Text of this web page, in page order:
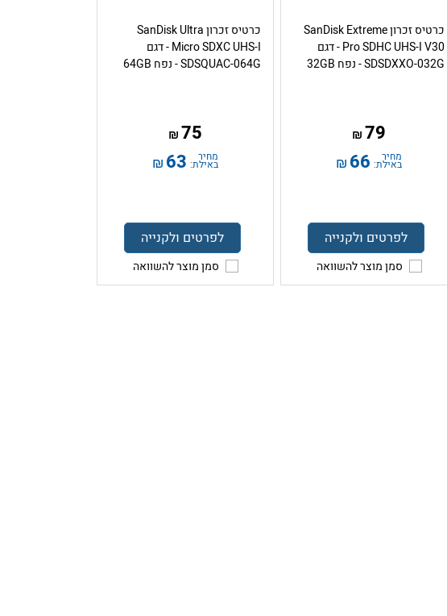
כרטיס זכרון SanDisk Extreme
Pro SDHC UHS-I V30 - דגם
SDSDXXO-032G - נפח 32GB
79
₪
מחיר
באילת: 66
₪
לפרטים ולקנייה
סמן מוצר להשוואה
כרטיס זכרון SanDisk Ultra
Micro SDXC UHS-I - דגם
SDSQUAC-064G - נפח 64GB
75
₪
מחיר
באילת: 63
₪
לפרטים ולקנייה
סמן מוצר להשוואה